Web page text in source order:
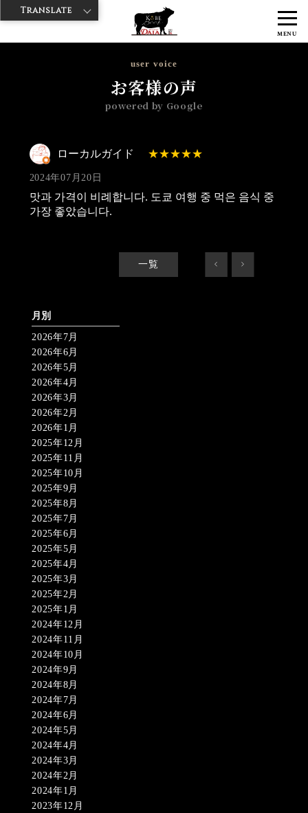
MENU
神戸牛ダイヤ > 神戸牛ダイア 雷門東店
ローカル
user voice
お客様の声
powered by Google
ローカルガイド
2024年07月20日
맛과 가격이 비례합니다. 도쿄 여행 중 먹은 음식 중
가장 좋았습니다.
一覧 < >
月別
2026年7月
2026年6月
2026年5月
2026年4月
2026年3月
2026年2月
2026年1月
2025年12月
2025年11月
2025年10月
2025年9月
2025年8月
2025年7月
2025年6月
2025年5月
2025年4月
2025年3月
2025年2月
2025年1月
2024年12月
2024年11月
2024年10月
2024年9月
2024年8月
2024年7月
2024年6月
2024年5月
2024年4月
2024年3月
2024年2月
2024年1月
2023年12月
Translate